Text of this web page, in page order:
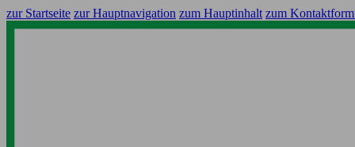
zur Startseite zur Hauptnavigation zum Hauptinhalt zum